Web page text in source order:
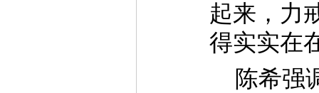
起来，力
得实实在
陈希强